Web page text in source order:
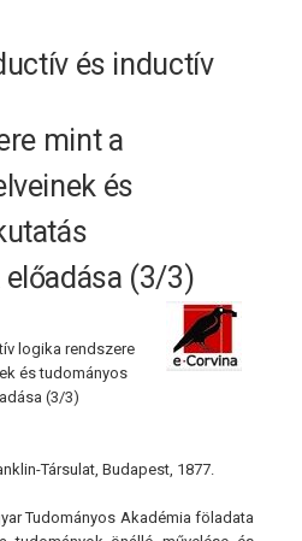
és inductív
mint a
és
(3/3)
logika rendszere
és tudományos
(3/3)
Társulat, Budapest, 1877.
Tudományos Akadémia föladata